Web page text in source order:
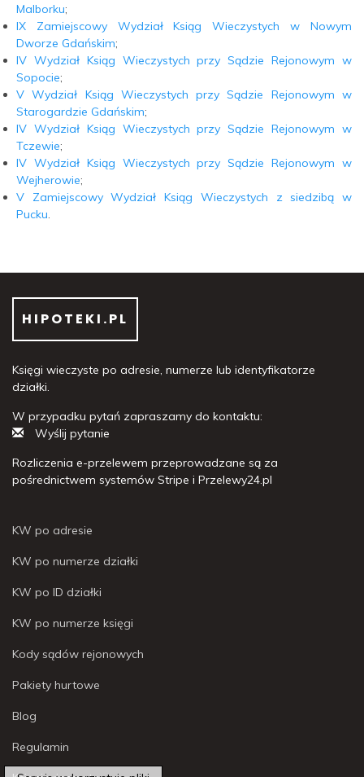
Malborku;
IX Zamiejscowy Wydział Ksiąg Wieczystych w Nowym
Dworze Gdańskim;
IV Wydział Ksiąg Wieczystych przy Sądzie Rejonowym w
Sopocie;
V Wydział Ksiąg Wieczystych przy Sądzie Rejonowym w
Starogardzie Gdańskim;
IV Wydział Ksiąg Wieczystych przy Sądzie Rejonowym w
Tczewie;
IV Wydział Ksiąg Wieczystych przy Sądzie Rejonowym w
Wejherowie;
V Zamiejscowy Wydział Ksiąg Wieczystych z siedzibą w
Pucku
HIPOTEKI.PL
Księgi wieczyste po adresie, numerze lub identyfikatorze
działki.
W przypadku pytań zapraszamy do kontaktu:
Wyślij pytanie
Rozliczenia e-przelewem przeprowadzane są za
pośrednictwem systemów Stripe i Przelewy24.pl
KW po adresie
KW po numerze działki
KW po ID działki
KW po numerze księgi
Kody sądów rejonowych
Pakiety hurtowe
Blog
Regulamin